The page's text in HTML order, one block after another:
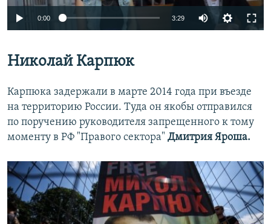
0:00 3:29
Николай Карпюк
Карпюка задержали в марте 2014 года при въезде
на территорию России. Туда он якобы отправился
по поручению руководителя запрещенного к тому
моменту в РФ "Правого сектора" Дмитрия Яроша.